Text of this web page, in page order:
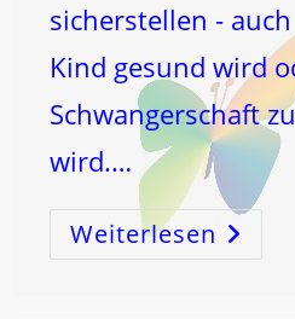
sicherstellen -
Kind gesund wird
Schwangerschaft
wird.…
Weiterlesen Ich
Wurde
Zu